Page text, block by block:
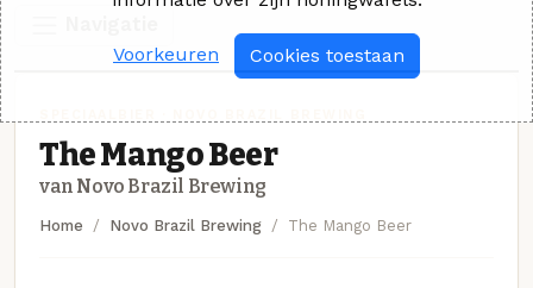
The Mango Beer
van Novo Brazil Brewing
Home Novo Brazil Brewing The Mango Beer
Voorkeuren Cookies toestaan